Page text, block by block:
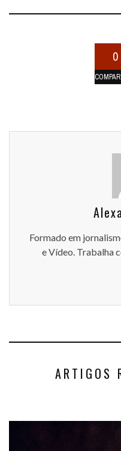
0
Formado em
e Vídeo. Trabalha
ARTIGOS